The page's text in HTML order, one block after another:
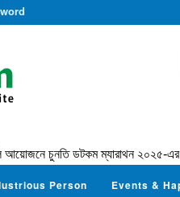
ডটকম ম্যারাথন ২০২৫-এর
Person Events &